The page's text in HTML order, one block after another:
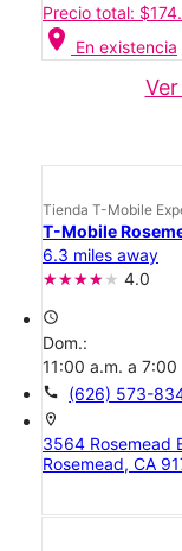
Precio total:
location_on En existencia
Tienda T-Mobile
T-Mobile
6.3 miles away
4.0
access_time
Dom.:
11:00 a.m. a 7:00
call (626) 573-
location_on
3564 Rosemead
Rosemead, CA